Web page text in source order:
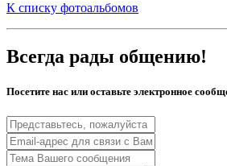
К списку фотоальбомов
Всегда рады общению!
Посетите нас или оставьте электронное